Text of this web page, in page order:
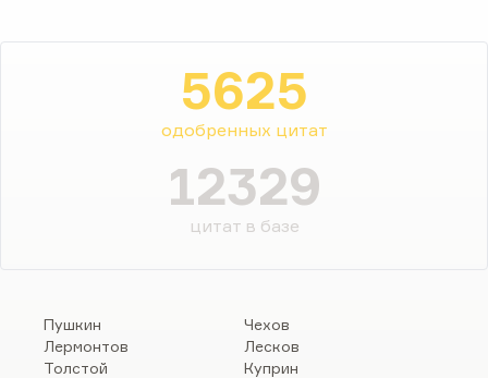
5625
одобренных цитат
12329
цитат в базе
Пушкин
Лермонтов
Толстой
Чехов
Лесков
Куприн